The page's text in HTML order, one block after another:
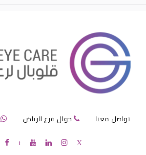
مرض الماء الازرق بالعين
تواصل معنا جوال فرع الرياض